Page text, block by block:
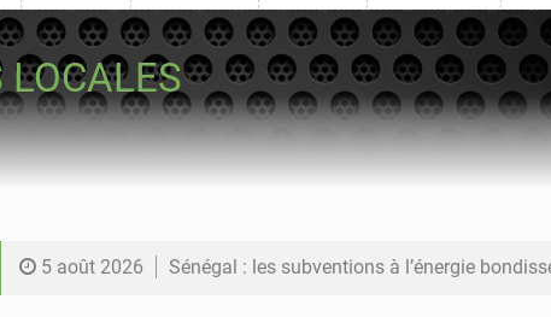
LOCALES
5 août 2026 Sénégal : les subventions à l’énergie bondissent à 729 milliards FCFA pour contenir